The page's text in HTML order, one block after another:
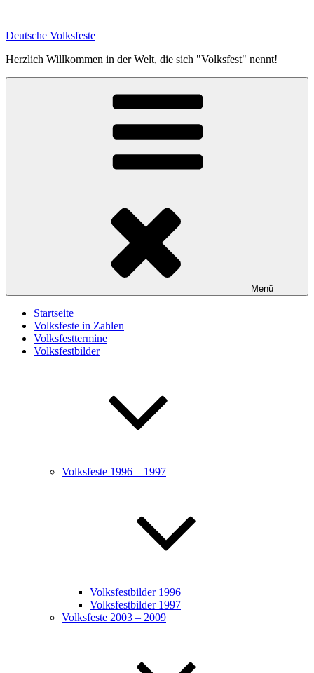
springen
Deutsche Volksfeste
Herzlich Willkommen in der Welt, die sich "Volksfest" nennt!
Menü
Startseite
Volksfeste in Zahlen
Volksfesttermine
Volksfestbilder
Volksfeste 1996 – 1997
Volksfestbilder 1996
Volksfestbilder 1997
Volksfeste 2003 – 2009